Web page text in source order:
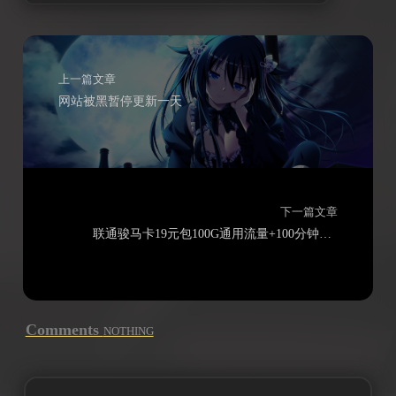
上一篇文章
网站被黑暂停更新一天
下一篇文章
联通骏马卡19元包100G通用流量+100分钟通话
Comments NOTHING